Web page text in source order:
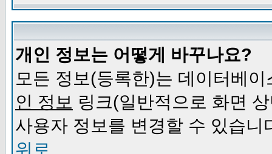
개인 정보는 어떻게 바꾸나요?
모든 정보(등록한)는 데이터베
인 정보 링크(일반적으로 화면
사용자 정보를 변경할 수 있습니
위로